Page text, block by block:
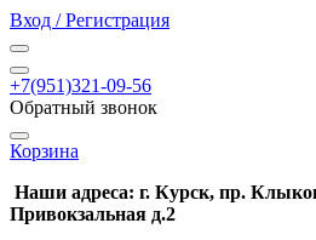
Вход / Регистрация
+7(951)321-09-56
Обратный звонок
Корзина
Наши адреса: г. Курск, пр.
Привокзальная д.2